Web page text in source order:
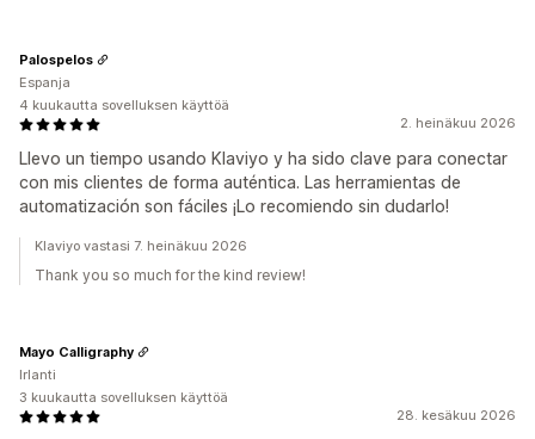
2. heinäkuu 2026
Llevo un tiempo usando Klaviyo y ha sido clave para conectar
con mis clientes de forma auténtica. Las herramientas de
automatización son fáciles ¡Lo recomiendo sin dudarlo!
Palospelos
Espanja
4 kuukautta sovelluksen käyttöä
Klaviyo vastasi 7. heinäkuu 2026
Thank you so much for the kind review!
28. kesäkuu 2026
Mayo Calligraphy
Irlanti
3 kuukautta sovelluksen käyttöä